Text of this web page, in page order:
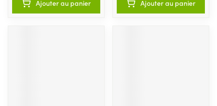
Ajouter au panier Ajouter au panier